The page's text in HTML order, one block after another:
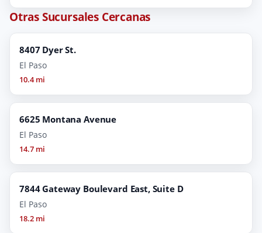
Otras Sucursales Cercanas
8407 Dyer St.
El Paso
10.4 mi
6625 Montana Avenue
El Paso
14.7 mi
7844 Gateway Boulevard East, Suite D
El Paso
18.2 mi